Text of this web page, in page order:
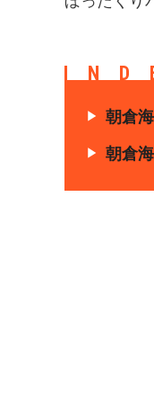
朝倉
朝倉